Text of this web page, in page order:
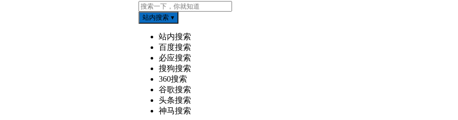
站内搜索 ▾
站内搜索
百度搜索
必应搜索
搜狗搜索
360搜索
谷歌搜索
头条搜索
神马搜索